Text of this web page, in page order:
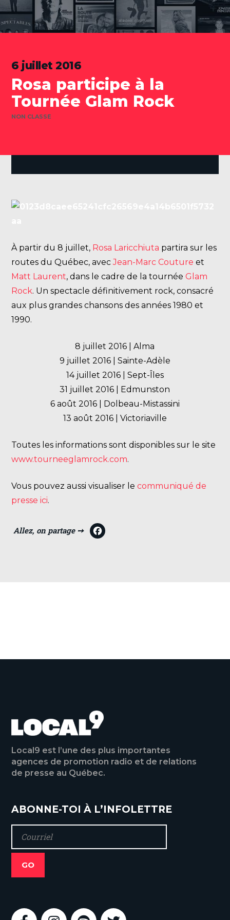
6 juillet 2016
Rosa participe à la
Tournée Glam Rock
CATÉGORIES
NON CLASSÉ
À partir du 8 juillet, Rosa Laricchiuta partira sur les
routes du Québec, avecJean-Marc Couture et
Matt Laurent, dans le cadre de la tournéeGlam
Rock. Un spectacle définitivement rock, consacré
aux plus grandes chansons des années 1980 et
1990.
8 juillet 2016 | Alma
9 juillet 2016 | Sainte-Adèle
14 juillet 2016 | Sept-Îles
31 juillet 2016 | Edmunston
6 août 2016 | Dolbeau-Mistassini
13 août 2016 | Victoriaville
Toutes les informations sont disponibles sur le site
www.tourneeglamrock.com.
Vous pouvez aussi visualiser le communiqué de
presse ici.
Local9 est l’une des plus importantes
agences de promotion radio et de relations
de presse au Québec.
ABONNE-TOI À L’INFOLETTRE